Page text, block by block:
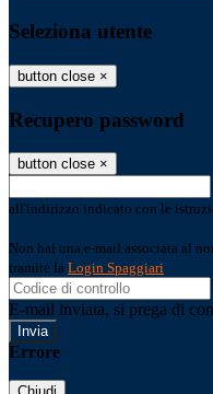
Seleziona utente
button close ×
Recupero password
button close ×
all'indirizzo indicato con le
Non hai una e-mail associata al
tramite la Login Spaggiari
E-mail inviata, si prega di
Errore